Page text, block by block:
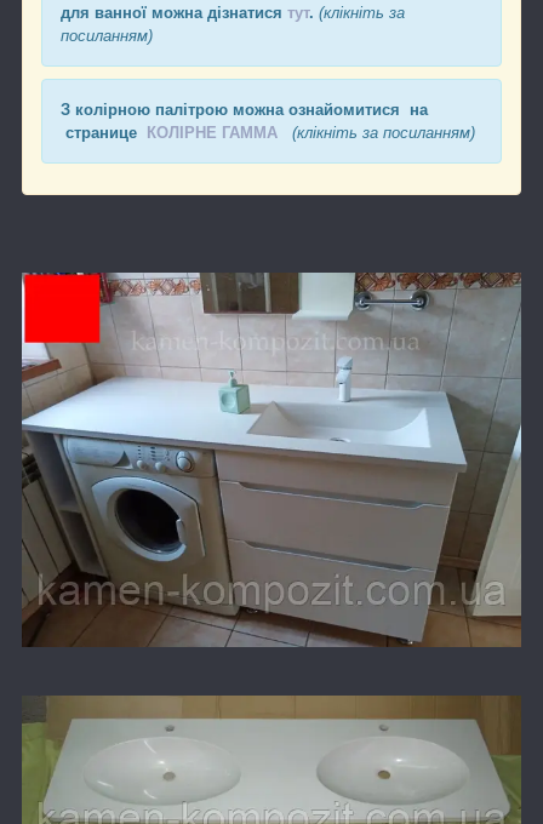
для ванної можна дізнатися тут. (клікніть за
посиланням)
З колірною палітрою можна ознайомитися на
странице
КОЛІРНЕ ГАММА (клікніть за посиланням)